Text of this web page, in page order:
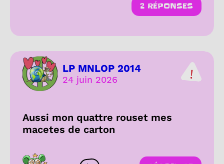
2 RÉPONSES
LP MNLOP 2014
24 juin 2026
Aussi mon quattre rouset mes
macetes de carton